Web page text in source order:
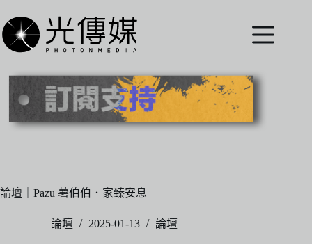
至
主
內
論壇｜Pazu 薯伯伯．家臻安息
論壇 2025-01-13 論壇